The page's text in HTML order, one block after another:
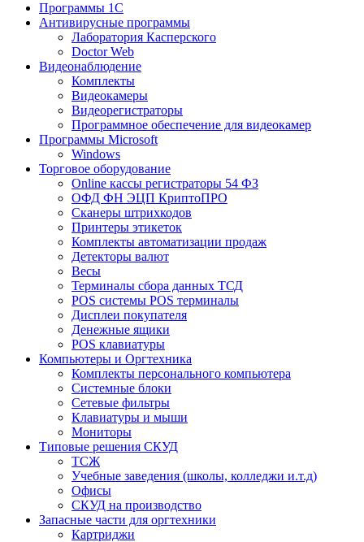
Программы 1С
Антивирусные программы
Лаборатория Касперского
Doctor Web
Видеонаблюдение
Комплекты
Видеокамеры
Видеорегистраторы
Программное обеспечение для видеокамер
Программы Microsoft
Windows
Торговое оборудование
Online кассы регистраторы 54 ФЗ
ОФД ФН ЭЦП КриптоПРО
Сканеры штрихкодов
Принтеры этикеток
Комплекты автоматизации продаж
Детекторы валют
Весы
Терминалы сбора данных ТСД
POS системы POS терминалы
Дисплеи покупателя
Денежные ящики
POS клавиатуры
Компьютеры и Оргтехника
Комплекты персонального компьютера
Системные блоки
Сетевые фильтры
Клавиатуры и мыши
Мониторы
Типовые решения СКУД
ТСЖ
Учебные заведения (школы, колледжи и.т.д)
Офисы
СКУД на производство
Запасные части для оргтехники
Картриджи